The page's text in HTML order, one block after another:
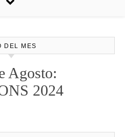
DEL MES
Agosto:
2024